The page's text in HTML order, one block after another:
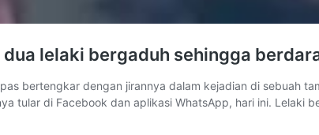
lelaki bergaduh sehingga
bertengkar dengan jirannya dalam kejadian di sebuah
tular di Facebook dan aplikasi WhatsApp, hari ini. Lelaki